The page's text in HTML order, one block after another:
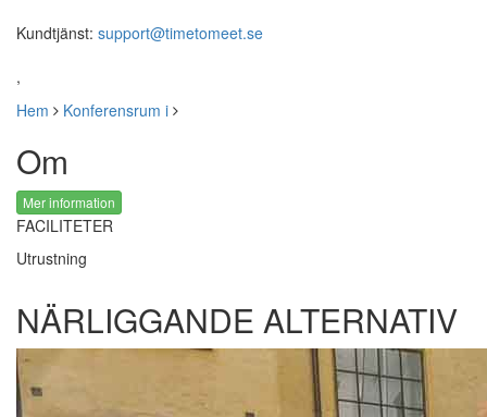
Kundtjänst: support@timetomeet.se
,
Hem
Konferensrum i
Om
Mer information
FACILITETER
Utrustning
NÄRLIGGANDE ALTERNATIV